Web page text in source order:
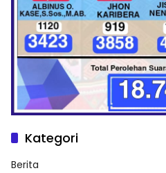
Kategori
Berita